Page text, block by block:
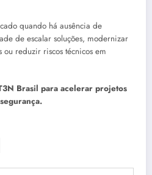
quando há ausência de
de escalar soluções, modernizar
reduzir riscos técnicos em
Brasil para acelerar projetos